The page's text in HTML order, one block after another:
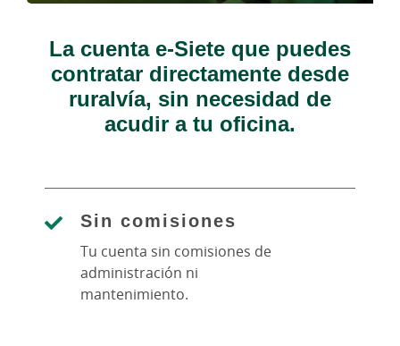
La cuenta e-Siete que puedes
contratar directamente desde
ruralvía, sin necesidad de
acudir a tu oficina.
Sin comisiones
Tu cuenta sin comisiones de
administración ni
mantenimiento.